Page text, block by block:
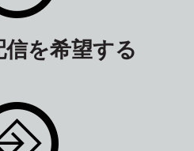
を希望する